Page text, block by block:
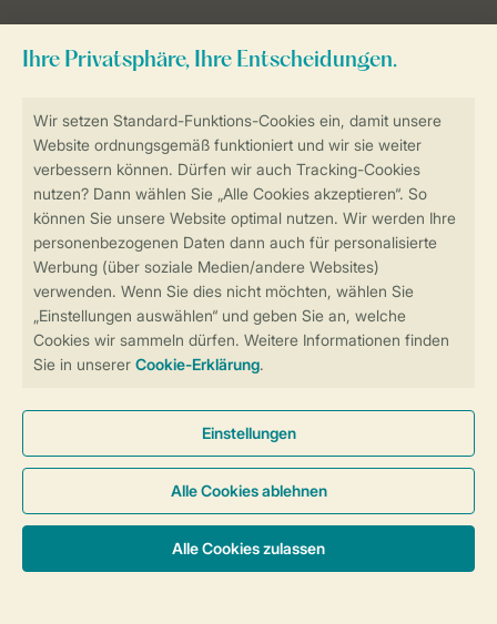
Sicherstellung Deiner Privatsphäre
Sicher und schnell zur Online-Buchung
Sichere Datenübertragung
Sicheres Bezahlen
Cookies und Banner
Barrierefreiheit
© 2026 Landal GreenParks GmbH